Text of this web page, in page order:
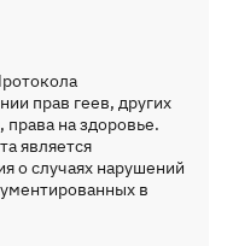
прав геев, других
на здоровье.
является
о случаях нарушений
в